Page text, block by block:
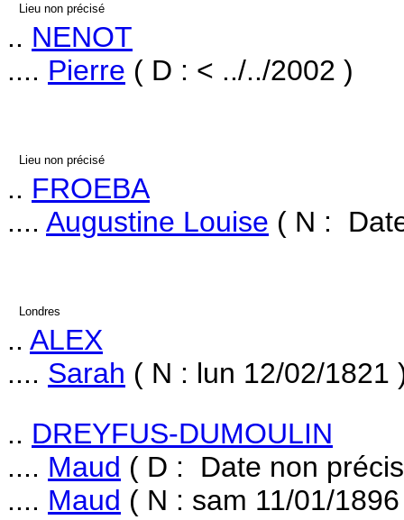
Lieu non précisé
.. NENOT
.... Pierre ( D : < ../../2002 )
Lieu non précisé
.. FROEBA
.... Augustine Louise ( N :
Londres
.. ALEX
.... Sarah ( N : lun 12/02/1821
.. DREYFUS-DUMOULIN
.... Maud ( D : Date non
.... Maud ( N : sam 11/01/